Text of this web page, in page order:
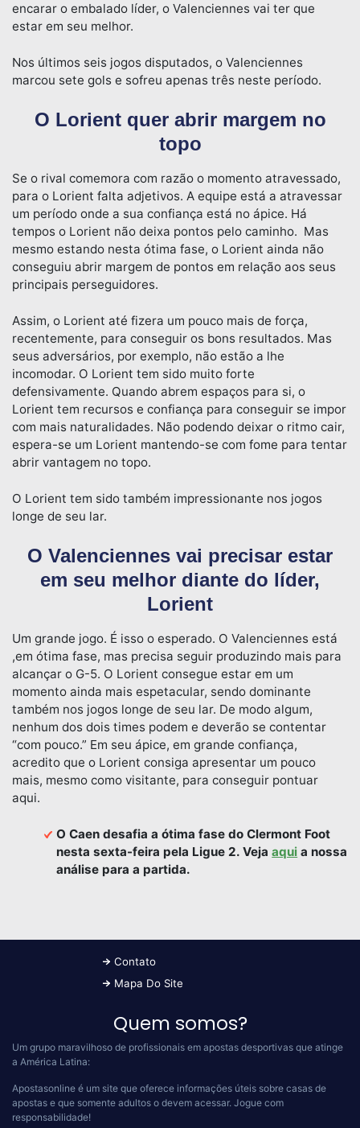
encarar o embalado líder, o Valenciennes vai ter que
estar em seu melhor.
Nos últimos seis jogos disputados, o Valenciennes
marcou sete gols e sofreu apenas três neste período.
O Lorient quer abrir margem no
topo
Se o rival comemora com razão o momento atravessado,
para o Lorient falta adjetivos. A equipe está a atravessar
um período onde a sua confiança está no ápice. Há
tempos o Lorient não deixa pontos pelo caminho. Mas
mesmo estando nesta ótima fase, o Lorient ainda não
conseguiu abrir margem de pontos em relação aos seus
principais perseguidores.
Assim, o Lorient até fizera um pouco mais de força,
recentemente, para conseguir os bons resultados. Mas
seus adversários, por exemplo, não estão a lhe
incomodar. O Lorient tem sido muito forte
defensivamente. Quando abrem espaços para si, o
Lorient tem recursos e confiança para conseguir se impor
com mais naturalidades. Não podendo deixar o ritmo cair,
espera-se um Lorient mantendo-se com fome para tentar
abrir vantagem no topo.
O Lorient tem sido também impressionante nos jogos
longe de seu lar.
O Valenciennes vai precisar estar
em seu melhor diante do líder,
Lorient
Um grande jogo. É isso o esperado. O Valenciennes está
,em ótima fase, mas precisa seguir produzindo mais para
alcançar o G-5. O Lorient consegue estar em um
momento ainda mais espetacular, sendo dominante
também nos jogos longe de seu lar. De modo algum,
nenhum dos dois times podem e deverão se contentar
“com pouco.” Em seu ápice, em grande confiança,
acredito que o Lorient consiga apresentar um pouco
mais, mesmo como visitante, para conseguir pontuar
aqui.
O Caen desafia a ótima fase do Clermont Foot
nesta sexta-feira pela Ligue 2. Vejaaqui a nossa
análise para a partida.
Contato
Mapa Do Site
Quem somos?
Um grupo maravilhoso de profissionais em apostas desportivas que atinge
a América Latina:
Apostasonline é um site que oferece informações úteis sobre casas de
apostas e que somente adultos o devem acessar. Jogue com
responsabilidade!